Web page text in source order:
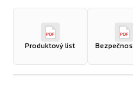
PDF
Produktový list
PDF